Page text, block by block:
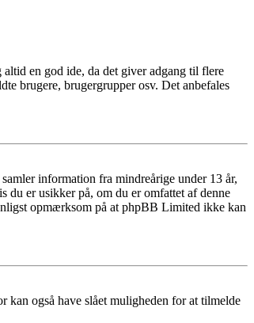
en god ide, da det giver adgang til flere
brugere, brugergrupper osv. Det anbefales
information fra mindreårige under 13 år,
du er usikker på, om du er omfattet af denne
opmærksom på at phpBB Limited ikke kan
kan også have slået muligheden for at tilmelde